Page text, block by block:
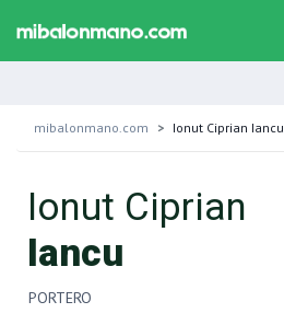
mibalonmano.com Ionut Ciprian Iancu
Ionut Ciprian
Iancu
PORTERO